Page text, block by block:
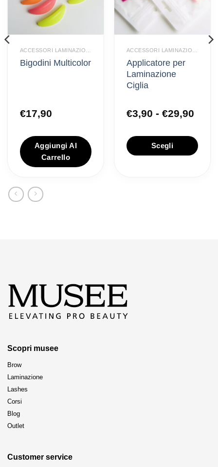
Bigodini Multicolor
€17,90
Aggiungi Al
Carrello
Applicatore per
Laminazione
Ciglia
€3,90 - €29,90
da
Scegli
pagina
prodotto
Scopri musee
Brow
Laminazione
Lashes
Corsi
Blog
Outlet
Customer service